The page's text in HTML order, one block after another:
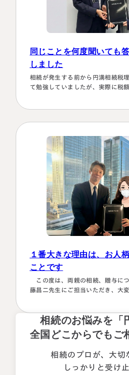
同じことを何度聞いても
しました
相続が発生する前から円満相続税
て勉強していましたが、実際に税
ず、届いた書類を全部加藤先生へ
げて頂きました。心配で同じこと
１番大きな理由は、お人
ことです
この度は、両親の相続、贈与に
藤昌二先生にご担当いただき、大
ュートラルでした。 ②丁寧なご対応とわかりやすい説明で
した。 素人がわかりやすいよう
えて下さいました。 ③お人柄と同様に、専門家として全面
相続のお悩みを「
全国どこからでもご
相続のプロが、大切
しっかりと受け